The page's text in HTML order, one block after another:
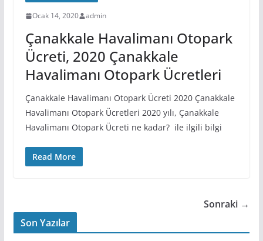
Ocak 14, 2020 admin
Çanakkale Havalimanı Otopark
Ücreti, 2020 Çanakkale
Havalimanı Otopark Ücretleri
Çanakkale Havalimanı Otopark Ücreti 2020 Çanakkale
Havalimanı Otopark Ücretleri 2020 yılı, Çanakkale
Havalimanı Otopark Ücreti ne kadar? ile ilgili bilgi
Read More
Sonraki →
Son Yazılar